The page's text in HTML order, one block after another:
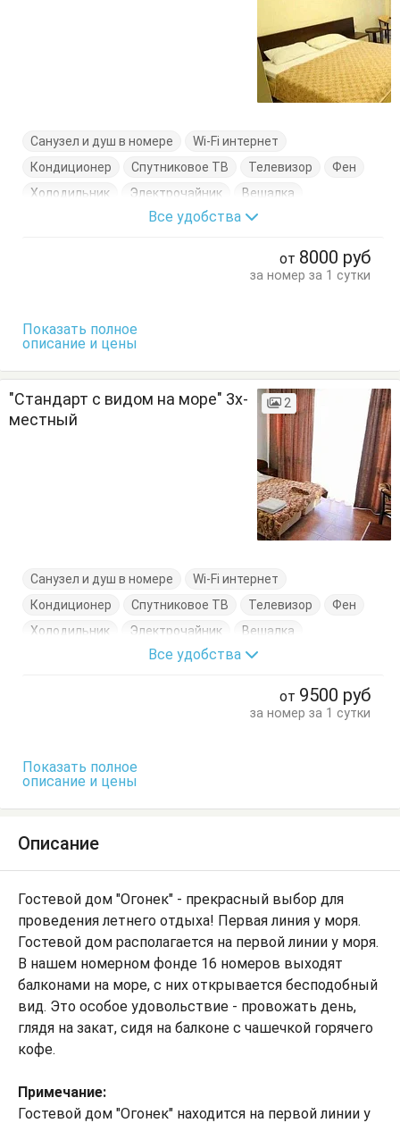
Санузел и душ в номере
Wi-Fi интернет
Кондиционер
Спутниковое ТВ Телевизор
Фен
Холодильник
Электрочайник
Вешалка
Журнальный столик
Пуфик
Стол
Все удобства
от 8000 руб
за номер за 1 сутки
Показать полное
описание и цены
"Стандарт с видом на море" 3х-
местный
2
Санузел и душ в номере
Wi-Fi интернет
Кондиционер
Спутниковое ТВ Телевизор
Фен
Холодильник
Электрочайник
Вешалка
Журнальный столик
Пуфик
Стол
Все удобства
от 9500 руб
за номер за 1 сутки
Показать полное
описание и цены
Описание
Гостевой дом "Огонек" - прекрасный выбор для
проведения летнего отдыха! Первая линия у моря.
Гостевой дом располагается на первой линии у моря.
В нашем номерном фонде 16 номеров выходят
балконами на море, с них открывается бесподобный
вид. Это особое удовольствие - провожать день,
глядя на закат, сидя на балконе с чашечкой горячего
кофе.
Примечание:
Гостевой дом "Огонек" находится на первой линии у